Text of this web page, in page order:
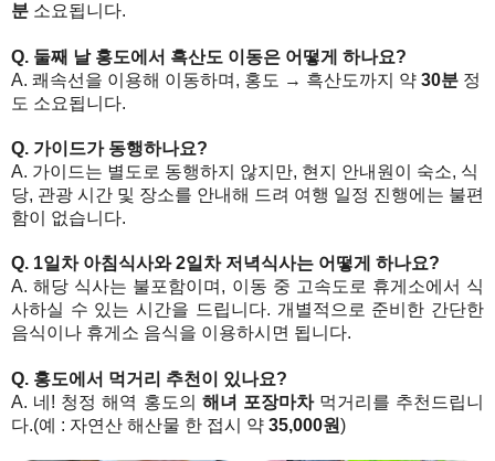
분 소요됩니다.
Q. 둘째 날 홍도에서 흑산도 이동은 어떻게 하나요?
A. 쾌속선을 이용해 이동하며, 홍도 → 흑산도까지 약 30분 정
도 소요됩니다.
Q. 가이드가 동행하나요?
A. 가이드는 별도로 동행하지 않지만, 현지 안내원이 숙소, 식
당, 관광 시간 및 장소를 안내해 드려 여행 일정 진행에는 불편
함이 없습니다.
Q. 1일차 아침식사와 2일차 저녁식사는 어떻게 하나요?
A. 해당 식사는 불포함이며, 이동 중 고속도로 휴게소에서 식
사하실 수 있는 시간을 드립니다. 개별적으로 준비한 간단한
음식이나 휴게소 음식을 이용하시면 됩니다.
Q. 홍도에서 먹거리 추천이 있나요?
A. 네! 청정 해역 홍도의 해녀 포장마차먹거리를 추천드립니
다.(예 : 자연산 해산물 한 접시 약 35,000원)